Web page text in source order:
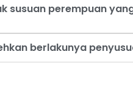
susuan perempuan
berlakunya